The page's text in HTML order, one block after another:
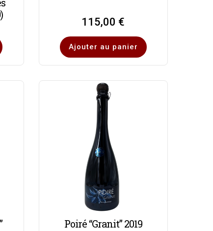
115,00 €
Ajouter au panier
Poiré “Granit” 2019